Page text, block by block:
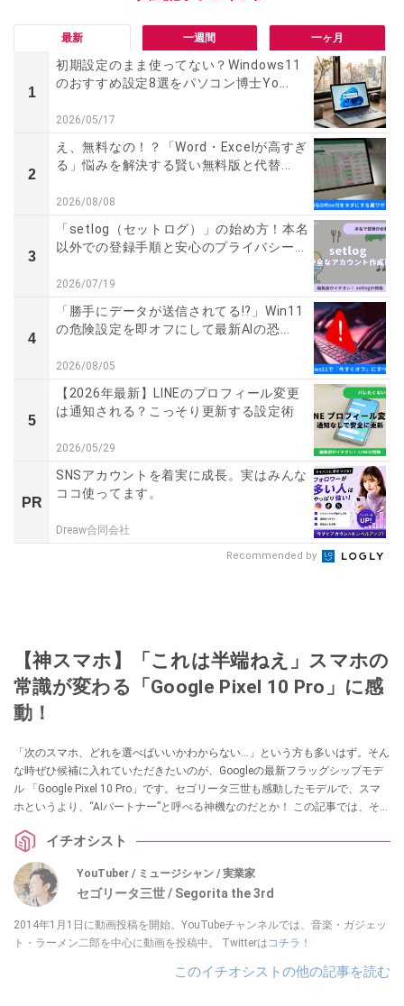
最新 一週間 一ヶ月
1
初期設定のまま使ってない？Windows11
のおすすめ設定8選をパソコン博士Yo...
2026/05/17
2
え、無料なの！？「Word・Excelが高すぎ
る」悩みを解決する賢い無料版と代替...
2026/08/08
3
「setlog（セットログ）」の始め方！本名
以外での登録手順と安心のプライバシー...
2026/07/19
4
「勝手にデータが送信されてる!?」Win11
の危険設定を即オフにして最新AIの恐...
2026/08/05
5
【2026年最新】LINEのプロフィール変更
は通知される？こっそり更新する設定術
2026/05/29
PR
SNSアカウントを着実に成長。実はみんな
ココ使ってます。
Dreaw合同会社
Recommended by
【神スマホ】「これは半端ねえ」スマホの
常識が変わる「Google Pixel 10 Pro」に感
動！
「次のスマホ、どれを選べばいいかわからない…」という方も多いはず。そん
な時ぜひ候補に入れていただきたいのが、Googleの最新フラッグシップモデ
ル 「Google Pixel 10 Pro」です。セゴリータ三世も感動したモデルで、スマ
ホというより、“AIパートナー”と呼べる神機なのだとか！ この記事では、そん
イチオシスト
YouTuber / ミュージシャン / 実業家
セゴリータ三世 / Segorita the 3rd
2014年1月1日に動画投稿を開始。YouTubeチャンネルでは、音楽・ガジェッ
ト・ラーメン二郎を中心に動画を投稿中。 Twitterは コチラ！
このイチオシストの他の記事を読む